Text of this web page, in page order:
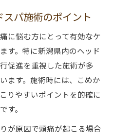
パ施術のポイント
に悩む方にとって有効なケ
す。特に新潟県内のヘッド
促進を重視した施術が多
ます。施術時には、こめか
りやすいポイントを的確に
す。
が原因で頭痛が起こる場合